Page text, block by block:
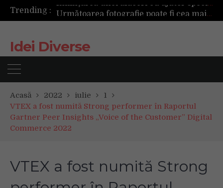
Trending :
Mașinile de spălat și uscătoarele bazate pe inteligență artificială îți cunosc hainele mai bine decât tine
Idei Diverse
Acasă 2022 iulie
1
VTEX a fost numită Strong performer în Raportul
Gartner Peer Insights „Voice of the Customer” Digital
Commerce 2022
VTEX a fost numită Strong